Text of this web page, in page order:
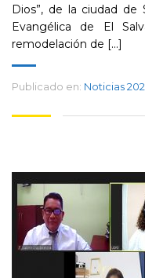
Dios”, de la ciudad de
Evangélica de El
remodelación de [...]
Publicado en: Noticias